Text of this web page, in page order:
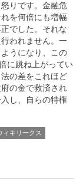
りです。金融危
を何倍にも増幅
でした。それな
われません。一
うになり、この
に跳ね上がってい
の差をこれほど
の金で救済され
し、自らの特権
ィキリークス